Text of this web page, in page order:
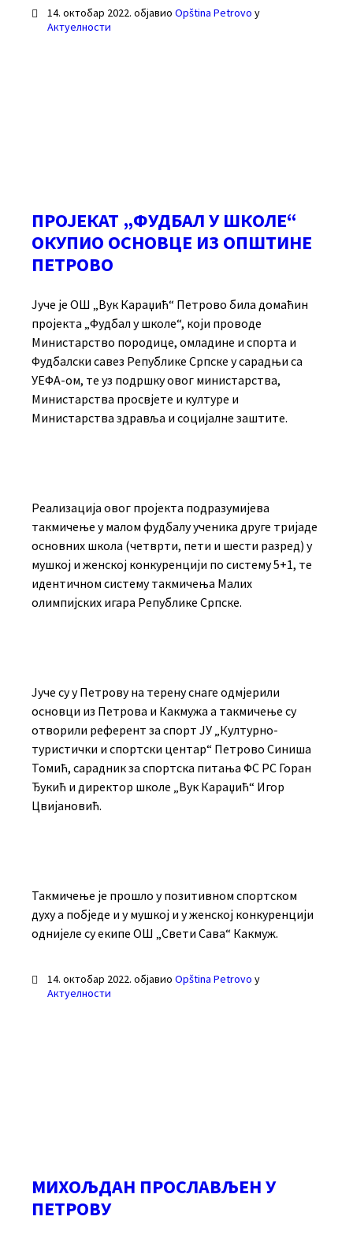
14. октобар 2022. објавио Opština Petrovo у
Актуелности
ПРОЈЕКАТ „ФУДБАЛ У ШКОЛЕ“
ОКУПИО ОСНОВЦЕ ИЗ ОПШТИНЕ
ПЕТРОВО
Јуче је ОШ „Вук Караџић“ Петрово била домаћин
пројекта „Фудбал у школе“, који проводе
Министарство породице, омладине и спорта и
Фудбалски савез Републике Српске у сарадњи са
УЕФА-ом, те уз подршку овог министарства,
Министарства просвјете и културе и
Министарства здравља и социјалне заштите.
Реализација овог пројекта подразумијева
такмичење у малом фудбалу ученика друге тријаде
основних школа (четврти, пети и шести разред) у
мушкој и женској конкуренцији по систему 5+1, те
идентичном систему такмичења Малих
олимпијских игара Републике Српске.
Јуче су у Петрову на терену снаге одмјерили
основци из Петрова и Какмужа а такмичење су
отворили референт за спорт ЈУ „Културно-
туристички и спортски центар“ Петрово Синиша
Томић, сарадник за спортска питања ФС РС Горан
Ђукић и директор школе „Вук Караџић“ Игор
Цвијановић.
Такмичење је прошло у позитивном спортском
духу а побједе и у мушкој и у женској конкуренцији
однијеле су екипе ОШ „Свети Сава“ Какмуж.
14. октобар 2022. објавио Opština Petrovo у
Актуелности
МИХОЉДАН ПРОСЛАВЉЕН У
ПЕТРОВУ